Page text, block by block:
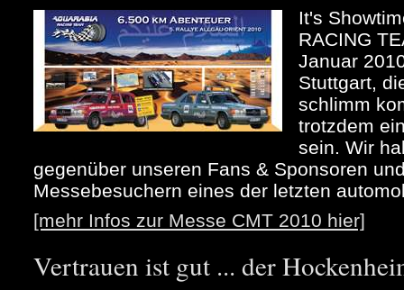
It's
RACING
Januar
Stuttgart,
schlimm
trotzdem
sein. Wir
gegenüber unseren Fans & Sponsoren
Messebesuchern eines der letzten
[mehr Infos zur Messe CMT 2010 hier]
Vertrauen ist gut ... der